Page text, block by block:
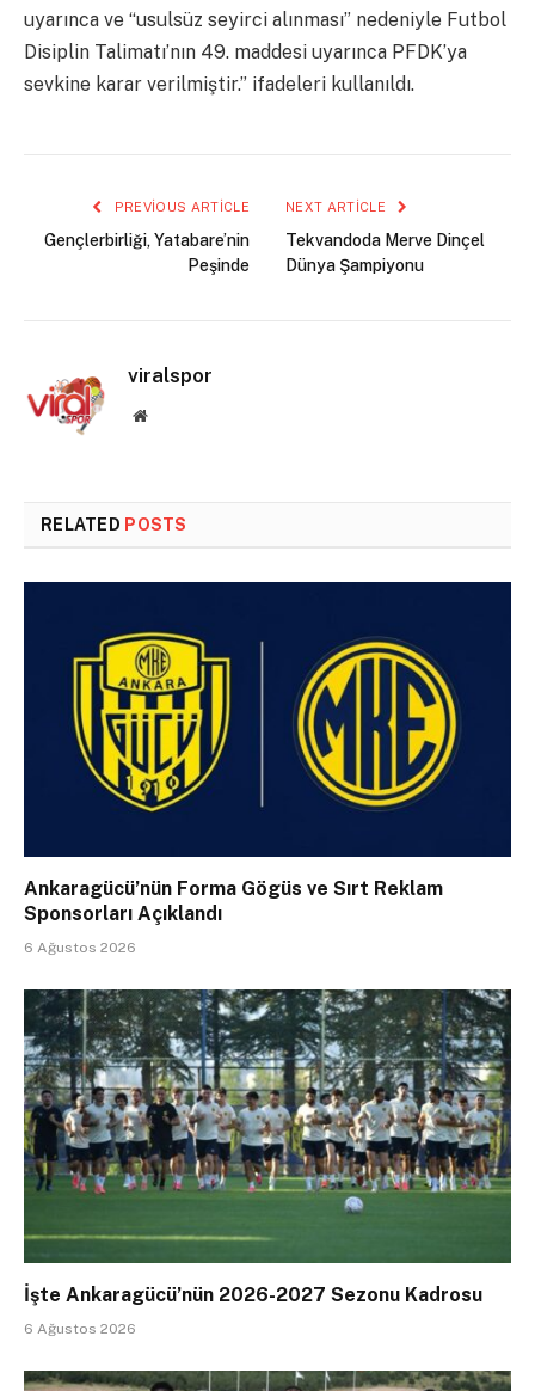
uyarınca ve “usulsüz seyirci alınması” nedeniyle Futbol
Disiplin Talimatı’nın 49. maddesi uyarınca PFDK’ya
sevkine karar verilmiştir.” ifadeleri kullanıldı.
PREVIOUS ARTICLE
Gençlerbirliği, Yatabare’nin
Peşinde
NEXT ARTICLE
Tekvandoda Merve Dinçel
Dünya Şampiyonu
viralspor
Website
RELATED POSTS
Ankaragücü’nün Forma Gögüs ve Sırt Reklam
Sponsorları Açıklandı
6 Ağustos 2026
İşte Ankaragücü’nün 2026-2027 Sezonu Kadrosu
6 Ağustos 2026